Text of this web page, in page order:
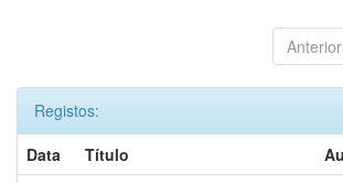
Anterior
Registos:
Data
Título